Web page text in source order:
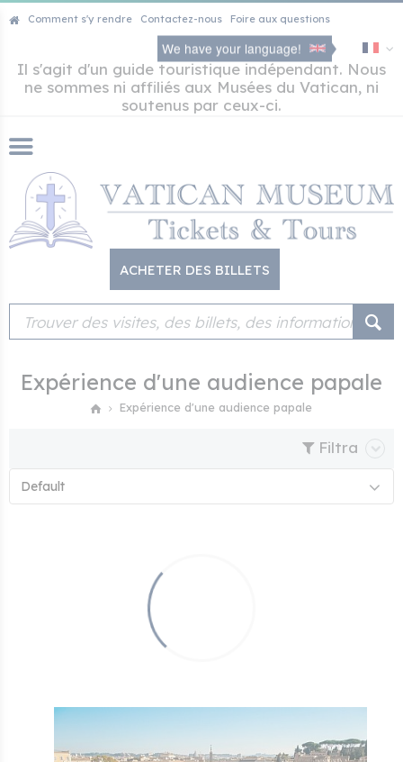
Comment s'y rendre Contactez-nous Foire aux questions
We have your language!
Il s'agit d'un guide touristique indépendant. Nous
ne sommes ni affiliés aux Musées du Vatican, ni
soutenus par ceux-ci.
ACHETER DES BILLETS
Expérience d'une audience papale
Expérience d'une audience papale
Filtra
Default